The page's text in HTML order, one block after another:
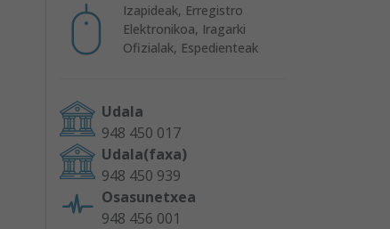
Izapideak, Erregistro
Elektronikoa, Iragarki
Ofizialak, Espedienteak
Udala
948 450 017
Udala(faxa)
948 450 939
Osasunetxea
948 456 001